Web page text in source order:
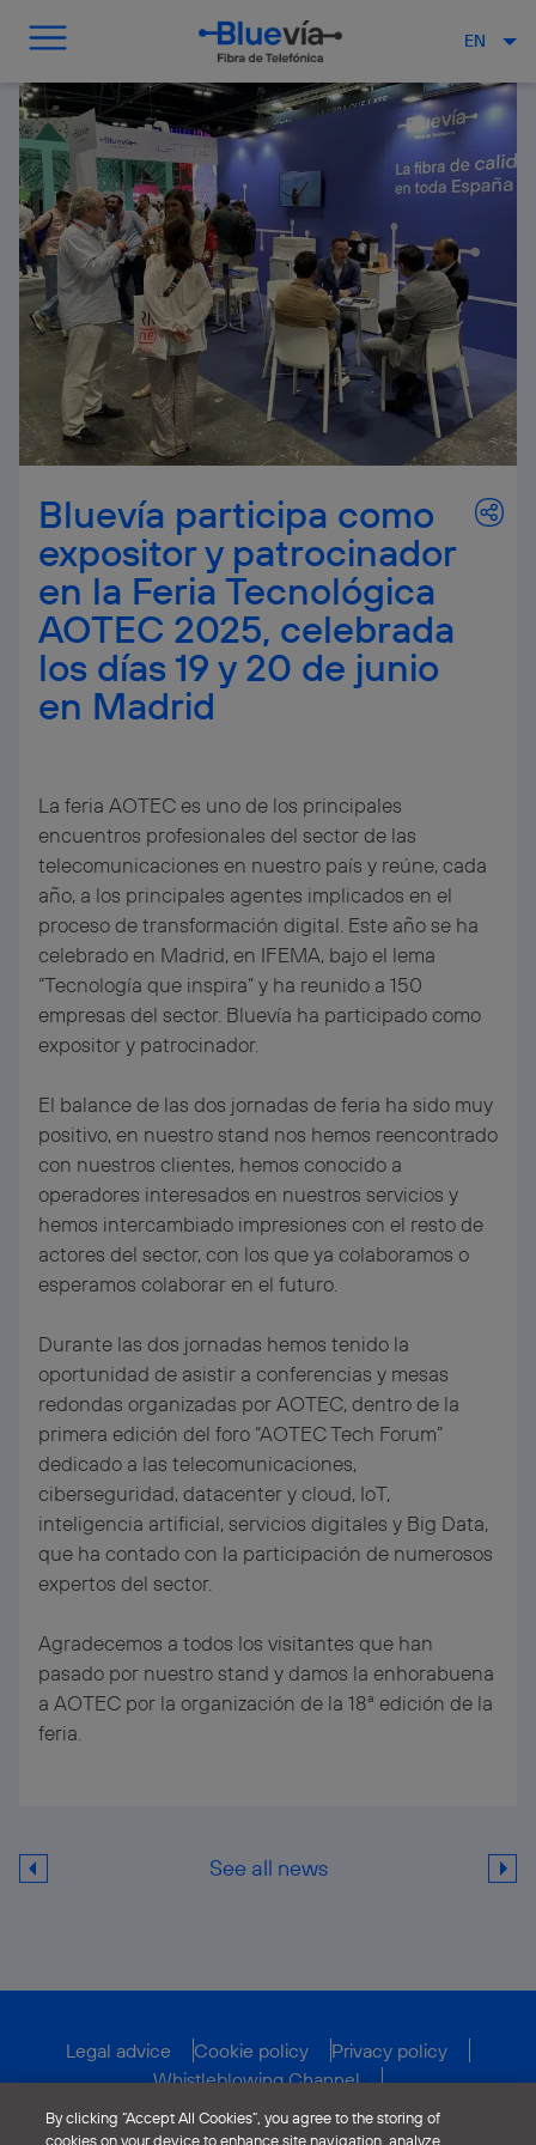
EN
Bluevía participa como
expositor y patrocinador
en la Feria Tecnológica
AOTEC 2025, celebrada
los días 19 y 20 de junio
en Madrid
La feria AOTEC es uno de los principales
encuentros profesionales del sector de las
telecomunicaciones en nuestro país y reúne, cada
año, a los principales agentes implicados en el
proceso de transformación digital. Este año se ha
celebrado en Madrid, en IFEMA, bajo el lema
“Tecnología que inspira” y ha reunido a 150
empresas del sector. Bluevía ha participado como
expositor y patrocinador.
El balance de las dos jornadas de feria ha sido muy
positivo, en nuestro stand nos hemos reencontrado
con nuestros clientes, hemos conocido a
operadores interesados en nuestros servicios y
hemos intercambiado impresiones con el resto de
actores del sector, con los que ya colaboramos o
esperamos colaborar en el futuro.
Durante las dos jornadas hemos tenido la
oportunidad de asistir a conferencias y mesas
redondas organizadas por AOTEC, dentro de la
primera edición del foro “AOTEC Tech Forum”
dedicado a las telecomunicaciones,
ciberseguridad, datacenter y cloud, IoT,
inteligencia artificial, servicios digitales y Big Data,
que ha contado con la participación de numerosos
expertos del sector.
Agradecemos a todos los visitantes que han
pasado por nuestro stand y damos la enhorabuena
a AOTEC por la organización de la 18ª edición de la
feria.
See all news
Legal advice Cookie policy
Privacy policy
Whistleblowing Channel
Public funding for deployment
By clicking “Accept All Cookies”, you agree to the storing of
cookies on your device to enhance site navigation, analyze